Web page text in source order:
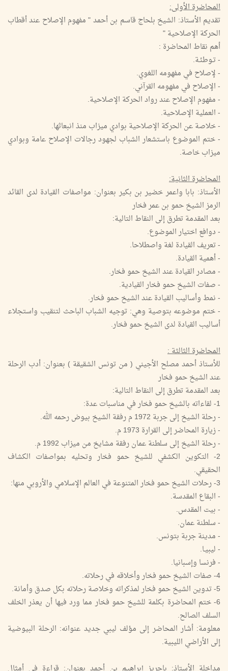
المحاضرة الأولى:
تقديم الأستاذ: الشيخ بلحاج قاسم بن أحمد " مفهوم الإصلاح عند أقطاب
الحركة الإصلاحية "
أهم نقاط المحاضرة :
- تـوطئـة.
- لإصلاح في مفهومه اللغوي.
- الإصلاح في مفهومه القرآني.
- مفهوم الإصلاح عند رواد الحركة الإصلاحية.
- العملية الإصلاحية.
- خلاصة عن الحركة الإصلاحية بوادي ميزاب منذ انبعاثها.
- ختم الموضوع باستشعار الشباب لجهود رجالات الإصلاح عامة وبوادي
ميزاب خاصة.
المحاضرة الثانية:
الأستاذ: بابا واعمر خضير بن بكير بعنوان: مواصفات القيادة لدى القائد
الرمز الشيخ حمو بن عمر فخار
بعد المقدمة تطرق إلى النقاط التالية:
- دوافع اختيار الموضوع.
- تعريف القيادة لغة واصطلاحا.
- أهمية القيادة.
- مصادر القيادة عند الشيخ حمو فخار.
- صفات الشيخ حمو فخار القيادية.
- نمط وأساليب القيادة عند الشيخ حمو فخار.
- ختم موضوعه بتوصية وهي: توجيه الشباب الباحث لتنقيب واستجلاء
أساليب القيادة لدى الشيخ حمو فخار.
المحاضرة الثالثة :
للأستاذ أحمد مصلح الأجيني ( من تونس الشقيقة ) بعنوان: أدب الرحلة
عند الشيخ حمو فخار
بعد المقدمة تطرق إلى النقاط التالية:
1- لقاءاته بالشيخ حمو فخار في مناسبات عدة:
- رحلة الشيخ إلى جربة 1972 م رفقة الشيخ بيوض رحمه الله.
- زيارة المحاضر إلى القرارة 1973 م.
- رحلة الشيخ إلى سلطنة عمان رفقة مشايخ من ميزاب 1992 م.
2- التكوين الكشفي للشيخ حمو فخار وتحليه بمواصفات الكشاف
الحقيقي.
3- رحلات الشيخ حمو فخار المتنوعة في العالم الإسلامي والأروبي منها:
- البقاع المقدسة.
- بيت المقدس.
- سلطنة عمان.
- مدينة جربة بتونس.
- ليبيـا.
- فرنسا وإسبانيا.
4- صفات الشيخ حمو فخار وأخلاقه في رحلاته.
5- تدوين الشيخ حمو فخار لمذكراته وخلاصة رحلاته بكل صدق وأمانة.
6- ختم المحاضرة بكلمة للشيخ حمو فخار مما ورد فيها أن يعذر الخلف
السلف الصالح.
معلومة: أشار المحاضر إلى مؤلف ليبي جديد عنوانه: الرحلة البيوضية
إلى الأراضي الليبية.